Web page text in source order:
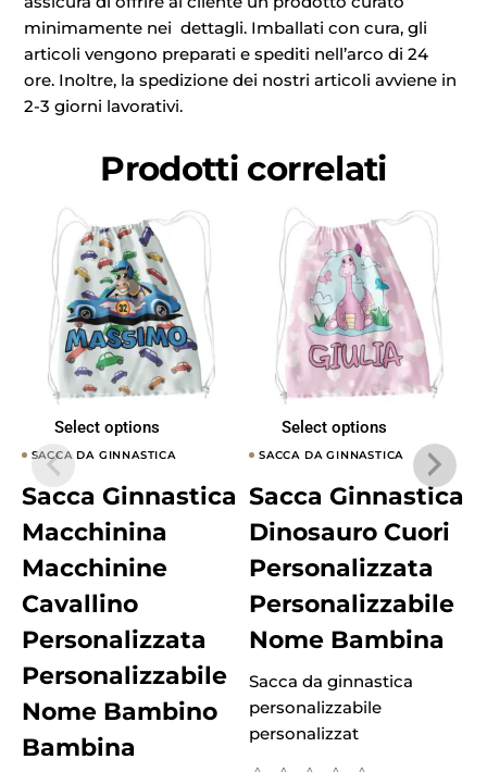
minimamente nei dettagli. Imballati con cura, gli
articoli vengono preparati e spediti nell’arco di 24
ore. Inoltre, la spedizione dei nostri articoli avviene in
2-3 giorni lavorativi.
Prodotti correlati
Select options
SACCA DA GINNASTICA
Sacca Ginnastica
Macchinina
Macchinine
Cavallino
Personalizzata
Personalizzabile
Nome Bambino
Bambina
Select options
SACCA DA GINNASTICA
Sacca Ginnastica
Dinosauro Cuori
Personalizzata
Personalizzabile
Nome Bambina
Sacca da ginnastica
personalizzabile
personalizzat